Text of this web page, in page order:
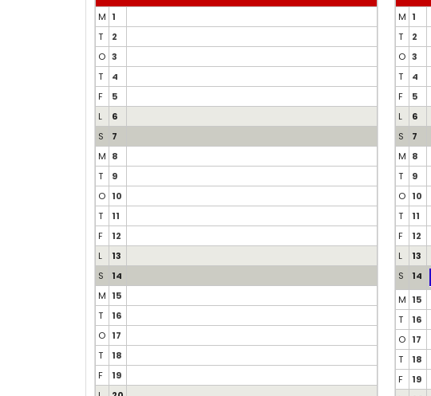
M 1
T
2
O 3
T
4
F
5
L
6
S
7
M 8
T
9
O 10
T
11
F
12
L
13
S
14
M 15
T
16
O 17
T
18
F
19
M 1
T
2
O 3
T
4
F
5
L
6
S
7
M 8
T
9
O 10
T
11
F
12
L
13
S
14
M 15
T
16
O 17
T
18
F
19